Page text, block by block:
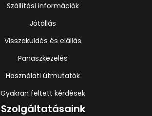
Szállítási információk
Jótállás
Visszaküldés és elállás
Panaszkezelés
Használati útmutatók
Gyakran feltett kérdések
Szolgáltatásaink